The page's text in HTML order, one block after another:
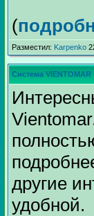
(
Разместил: Karpenko
Система VIENTOMAR
другие
удобной.